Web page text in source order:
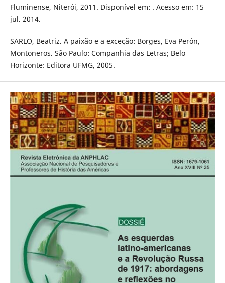
Fluminense, Niterói, 2011. Disponível em: . Acesso em: 15
jul. 2014.
SARLO, Beatriz. A paixão e a exceção: Borges, Eva Perón,
Montoneros. São Paulo: Companhia das Letras; Belo
Horizonte: Editora UFMG, 2005.